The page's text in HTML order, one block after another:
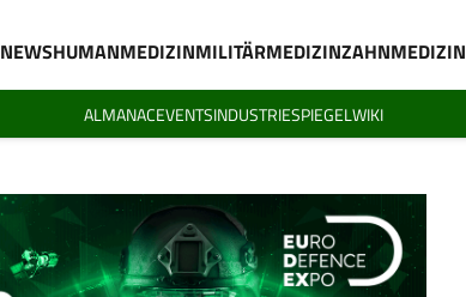
NEWSHUMANMEDIZINMILITÄRMEDIZINZAHNMEDIZIN
ALMANACEVENTSINDUSTRIESPIEGELWIKI